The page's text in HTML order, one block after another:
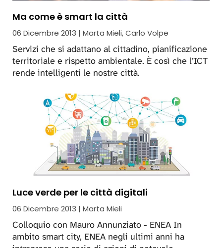
Ma come è smart la città
06 Dicembre 2013 | Marta Mieli, Carlo Volpe
Servizi che si adattano al cittadino, pianificazione
territoriale e rispetto ambientale. È così che l’ICT
rende intelligenti le nostre città.
Luce verde per le città digitali
06 Dicembre 2013 | Marta Mieli
Colloquio con Mauro Annunziato - ENEA In
ambito smart city, ENEA negli ultimi anni ha